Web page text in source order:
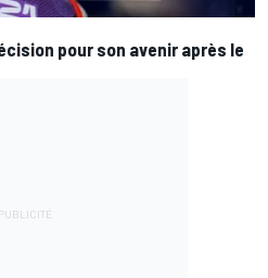
pour son avenir après le